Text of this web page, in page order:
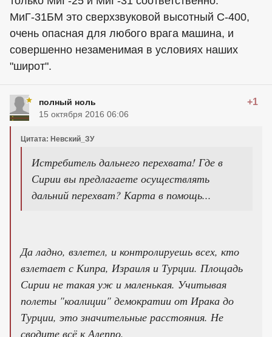
МиГ-31БМ это сверхзвуковой высотный С-400,
очень опасная для любого врага машина, и
совершенно незаменимая в условиях наших
"широт".
полный ноль +1
15 октября 2016 06:06
Цитата: Невский_ЗУ
Истребитель дальнего перехвата! Где в
Сирии вы предлагаете осуществлять
дальний перехват? Карта в помощь...
Да ладно, взлетел, и контролируешь всех, кто
взлетает с Кипра, Израиля и Турции. Площадь
Сирии не такая уж и маленькая. Учитывая
полеты "коалиции" демократии от Ирака до
Турции, это значительные расстояния. Не
сводите всё к Алеппо.